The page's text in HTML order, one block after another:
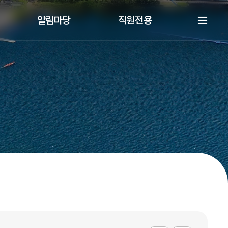
알림마당 직원전용